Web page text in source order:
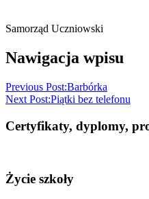
Samorząd Uczniowski
Nawigacja wpisu
Previous Post:Barbórka
Next Post:Piątki bez telefonu
Certyfikaty, dyplomy,
Życie szkoły